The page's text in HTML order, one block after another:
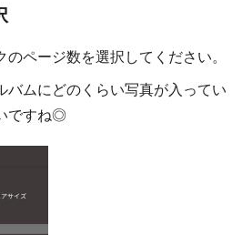
ページ数を選択してください。
バムにどのくらい写真が入ってい
ですね◎